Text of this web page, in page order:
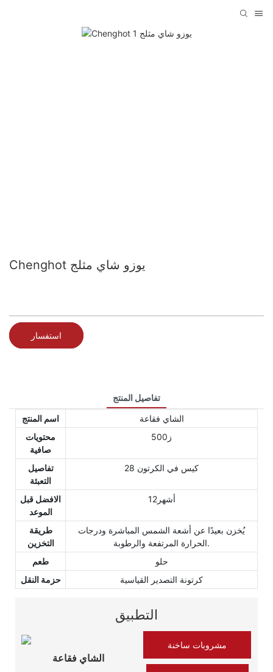
Chenghot يوزو شاي مثلج
استفسار
تفاصيل المنتج
اسم المنتج
الشاي فقاعة
محتويات
صافية
ز500
تفاصيل
التعبئة
28 كيس في الكرتون
الافضل قبل
الموعد
أشهر12
طريقة
التخزين
يُخزن بعيدًا عن أشعة الشمس المباشرة ودرجات
الحرارة المرتفعة والرطوبة.
طعم
حلو
حزمة النقل
كرتونة التصدير القياسية
الشاي فقاعة
مشروبات ساخنة